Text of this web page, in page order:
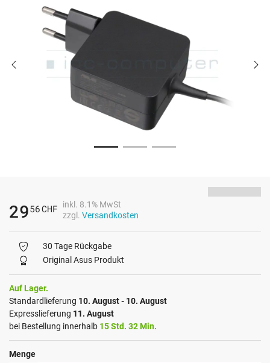
2956CHF
inkl. 8.1% MwSt
zzgl. Versandkosten
30 Tage Rückgabe
Original Asus Produkt
Auf Lager.
Standardlieferung 10. August - 10. August
Expresslieferung 11. August
bei Bestellung innerhalb 15 Std. 32 Min.
Menge